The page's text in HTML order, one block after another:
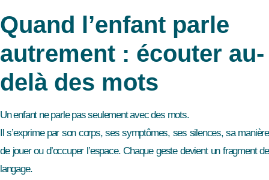
Quand l’enfant parle
autrement : écouter au-
delà des mots
Un enfant ne parle pas seulement avec des mots.
Il s’exprime par son corps, ses symptômes, ses silences, sa manière
de jouer ou d’occuper l’espace. Chaque geste devient un fragment de
langage.